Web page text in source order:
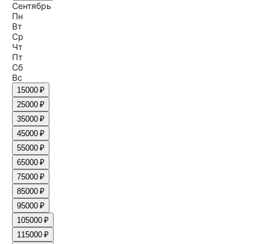
Сентябрь
Пн
Вт
Ср
Чт
Пт
Сб
Вс
15000 ₽
25000 ₽
35000 ₽
45000 ₽
55000 ₽
65000 ₽
75000 ₽
85000 ₽
95000 ₽
105000 ₽
115000 ₽